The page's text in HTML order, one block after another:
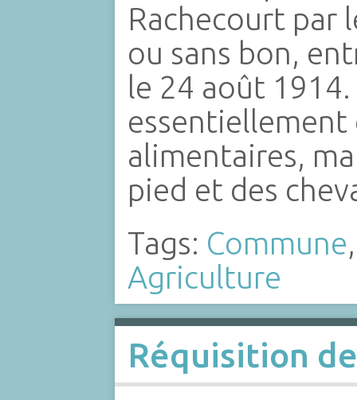
Rachecourt par
ou sans bon,
le 24 août
essentiellement
alimentaires,
pied et des
Tags: Commune
Agriculture
Réquisition